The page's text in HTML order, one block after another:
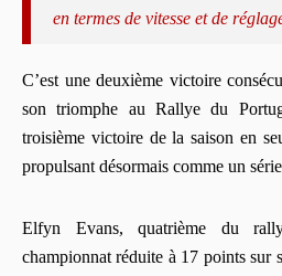
en termes de vitesse et de
C’est une deuxième victoire
son triomphe au Rallye du
troisième victoire de la saison en
propulsant désormais comme un
Elfyn Evans, quatrième du
championnat réduite à 17 points sur